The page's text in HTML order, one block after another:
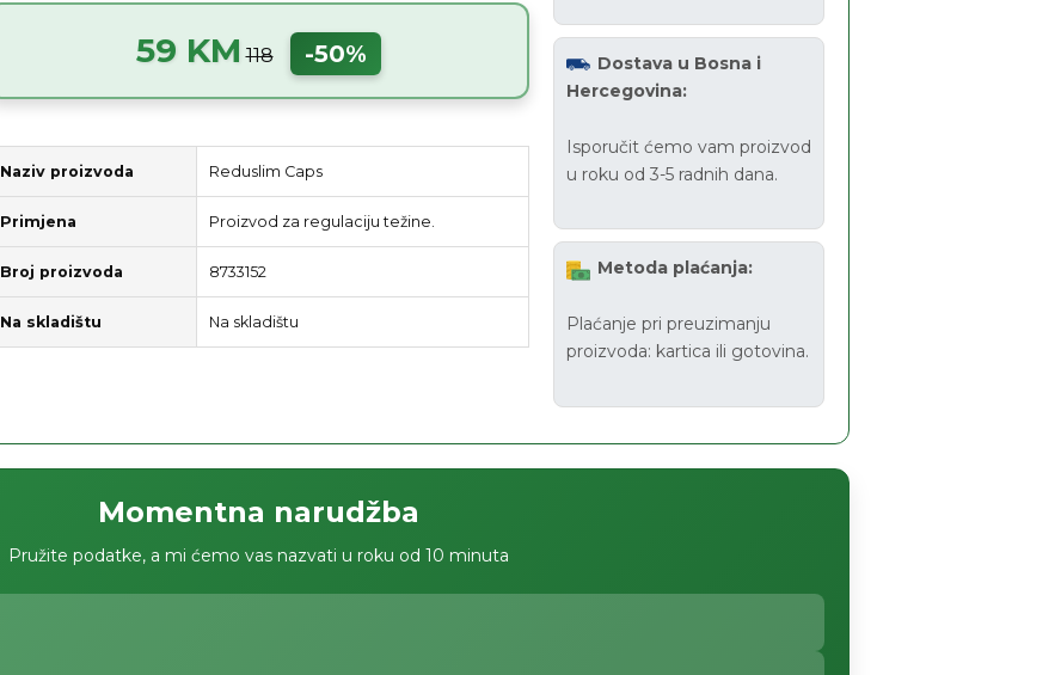
59 KM 118 -50%
Naziv proizvoda Reduslim Caps
Primjena Proizvod za regulaciju težine.
Broj proizvoda 8733152
Na skladištu Na skladištu
Dostava u Bosna i
Hercegovina:
Isporučit ćemo vam proizvod
u roku od 3-5 radnih dana.
Metoda plaćanja:
Plaćanje pri preuzimanju
proizvoda: kartica ili gotovina.
Momentna narudžba
Pružite podatke, a mi ćemo vas nazvati u roku od 10 minuta